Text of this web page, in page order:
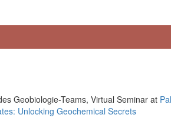
Geobiologie-Teams, Virtual Seminar at
Unlocking Geochemical Secrets